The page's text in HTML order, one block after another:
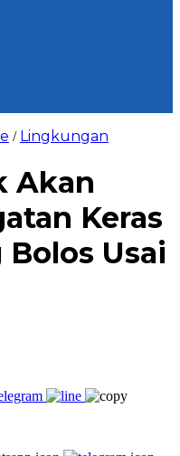
/ Lingkungan
Akan
Keras
Bolos Usai